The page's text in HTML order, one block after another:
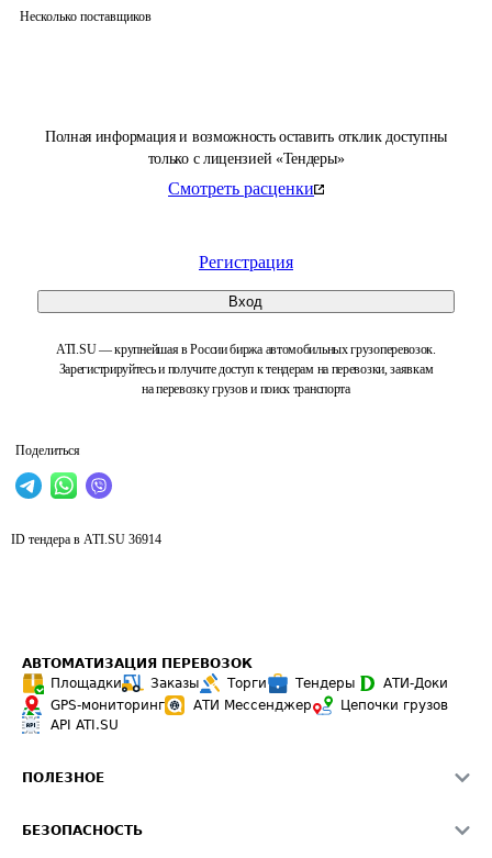
Полная информация и возможность оставить отклик доступны
только с лицензией «Тендеры»
Смотреть расценки
Регистрация
Вход
ATI.SU — крупнейшая в России биржа автомобильных грузоперевозок.
Зарегистрируйтесь и получите доступ к тендерам на перевозки, заявкам
на перевозку грузов и поиск транспорта
Поделиться
Несколько поставщиков
ID тендера в ATI.SU 36914
АВТОМАТИЗАЦИЯ ПЕРЕВОЗОК
Площадки
Заказы Торги Тендеры
АТИ-Доки
GPS-мониторинг
АТИ Мессенджер
Цепочки грузов
API ATI.SU
ПОЛЕЗНОЕ
БЕЗОПАСНОСТЬ